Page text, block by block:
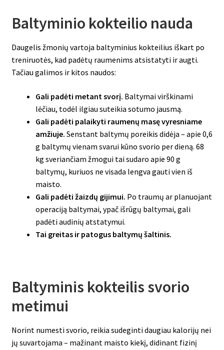
Baltyminio kokteilio nauda
Daugelis žmonių vartoja baltyminius kokteilius iškart po
treniruotės, kad padėtų raumenims atsistatyti ir augti.
Tačiau galimos ir kitos naudos:
Gali padėti metant svorį. Baltymai virškinami
lėčiau, todėl ilgiau suteikia sotumo jausmą.
Gali padėti palaikyti raumenų masę vyresniame
amžiuje. Senstant baltymų poreikis didėja – apie 0,6
g baltymų vienam svarui kūno svorio per dieną. 68
kg sveriančiam žmogui tai sudaro apie 90 g
baltymų, kuriuos ne visada lengva gauti vien iš
maisto.
Gali padėti žaizdų gijimui. Po traumų ar planuojant
operaciją baltymai, ypač išrūgų baltymai, gali
padėti audinių atstatymui.
Tai greitas ir patogus baltymų šaltinis.
Baltyminis kokteilis svorio
metimui
Norint numesti svorio, reikia sudeginti daugiau kalorijų nei
jų suvartojama – mažinant maisto kiekį, didinant fizinį